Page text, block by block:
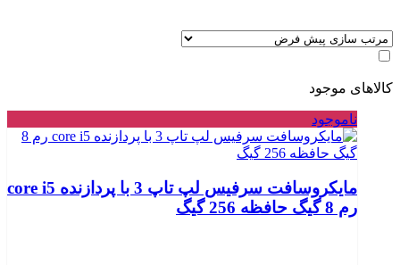
کالاهای موجود
ناموجود
مایکروسافت سرفیس لپ تاپ 3 با پردازنده core i5
رم 8 گیگ حافظه 256 گیگ